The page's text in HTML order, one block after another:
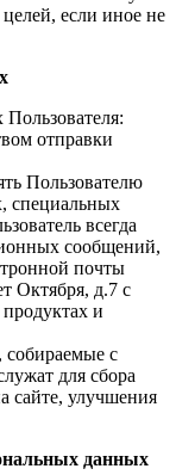
если иное не
отправки
Пользователю
специальных
всегда
сообщений,
почты
Октября, д.7 с
и
собираемые с
для сбора
сайте, улучшения
данных